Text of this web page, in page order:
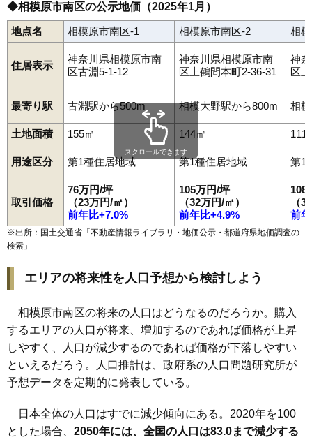
◆相模原市南区の公示地価（2025年1月）
地点名 相模原市南区-1 相模原市南区-2 相
住居表示
神奈川県相模原市南
区古淵5-1-12
神奈川県相模原市南
区上鶴間本町2-36-31
神
区
最寄り駅 古淵駅から500m 相模大野駅から800m 相
土地面積 155㎡ 144㎡ 111
用途区分 第1種住居地域 第1種住居地域 第1
取引価格
76万円/坪
（23万円/㎡）
前年比+7.0%
105万円/坪
（32万円/㎡）
前年比+4.9%
108
（
前
スクロールできます
※出所：国土交通省「 不動産情報ライブラリ・地価公示・都道府県地価調査の
検索 」
エリアの将来性を人口予想から検討しよう
相模原市南区の将来の人口はどうなるのだろうか。購入
するエリアの人口が将来、増加するのであれば価格が上昇
しやすく、人口が減少するのであれば価格が下落しやすい
といえるだろう。人口推計は、政府系の人口問題研究所が
予想データを定期的に発表している。
日本全体の人口はすでに減少傾向にある。2020年を100
とした場合、 2050年には、全国の人口は83.0まで減少する